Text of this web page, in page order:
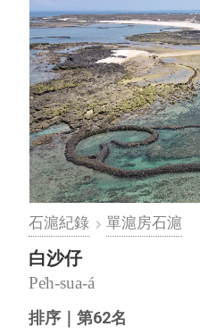
石滬紀錄 單滬房石滬
白沙仔
Pe̍h-sua-á
排序｜第62名